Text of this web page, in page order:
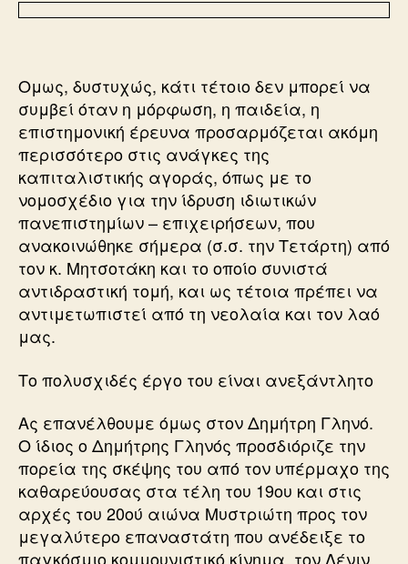
Ομως, δυστυχώς, κάτι τέτοιο δεν μπορεί να
συμβεί όταν η μόρφωση, η παιδεία, η
επιστημονική έρευνα προσαρμόζεται ακόμη
περισσότερο στις ανάγκες της
καπιταλιστικής αγοράς, όπως με το
νομοσχέδιο για την ίδρυση ιδιωτικών
πανεπιστημίων – επιχειρήσεων, που
ανακοινώθηκε σήμερα (σ.σ. την Τετάρτη) από
τον κ. Μητσοτάκη και το οποίο συνιστά
αντιδραστική τομή, και ως τέτοια πρέπει να
αντιμετωπιστεί από τη νεολαία και τον λαό
μας.
Το πολυσχιδές έργο του είναι ανεξάντλητο
Ας επανέλθουμε όμως στον Δημήτρη Γληνό.
Ο ίδιος ο Δημήτρης Γληνός προσδιόριζε την
πορεία της σκέψης του από τον υπέρμαχο της
καθαρεύουσας στα τέλη του 19ου και στις
αρχές του 20ού αιώνα Μυστριώτη προς τον
μεγαλύτερο επαναστάτη που ανέδειξε το
παγκόσμιο κομμουνιστικό κίνημα, τον Λένιν,